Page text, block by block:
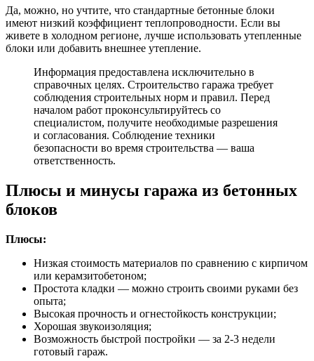
Да, можно, но учтите, что стандартные бетонные блоки
имеют низкий коэффициент теплопроводности. Если вы
живете в холодном регионе, лучше использовать утепленные
блоки или добавить внешнее утепление.
Информация предоставлена исключительно в
справочных целях. Строительство гаража требует
соблюдения строительных норм и правил. Перед
началом работ проконсультируйтесь со
специалистом, получите необходимые разрешения
и согласования. Соблюдение техники
безопасности во время строительства — ваша
ответственность.
Плюсы и минусы гаража из бетонных
блоков
Плюсы:
Низкая стоимость материалов по сравнению с кирпичом
или керамзитобетоном;
Простота кладки — можно строить своими руками без
опыта;
Высокая прочность и огнестойкость конструкции;
Хорошая звукоизоляция;
Возможность быстрой постройки — за 2-3 недели
готовый гараж.